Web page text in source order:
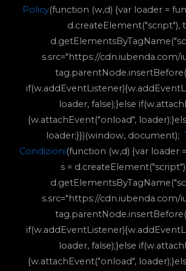
Policy(function (w,d) {var loader =
d.createElement("script"),
s.src="https://cdn.iubenda.com/
loader, false);}else
{w.attachEvent("onload",
loader;}})(window, document);
Condizioni(function (w,d) {var loader
s =
s.src="https://cdn.iubenda.com/
loader, false);}else
{w.attachEvent("onload",